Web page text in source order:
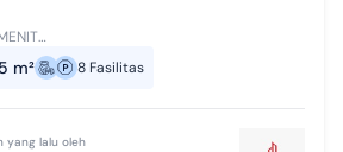
KAMPUS,TAMAN
PARK,CITRALAND MALL,IPEKA,BINA
m² 8 Fasilitas
yang lalu oleh